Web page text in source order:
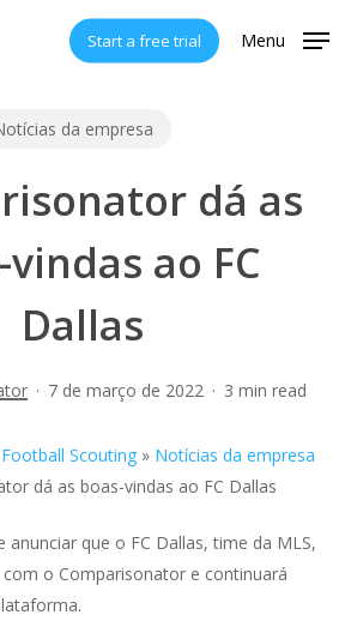
Start a free trial Menu
da empresa
dá as
ao FC
Dallas
7 de março de 2022 3 min read
Scouting » Notícias da empresa
dá as boas-vindas ao FC Dallas
que o FC Dallas, time da MLS,
o Comparisonator e continuará